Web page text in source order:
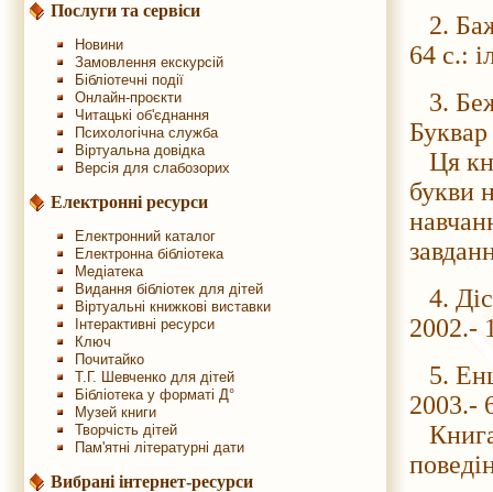
Послуги та сервіси
Новини
Замовлення екскурсій
Бібліотечні події
Онлайн-проєкти
Читацькі об'єднання
Психологічна служба
Віртуальна довідка
Версія для слабозорих
Електронні ресурси
Електронний каталог
Електронна бібліотека
Медіатека
Видання бібліотек для дітей
Віртуальні книжкові виставки
Інтерактивні ресурси
Ключ
Почитайко
Т.Г. Шевченко для дітей
Бібліотека у форматі Д°
Музей книги
Творчість дітей
Пам'ятні літературні дати
Вибрані інтернет-ресурси
2.
64 с.:
3.
Ця
букви
4.
2002.-
5.
2003.-